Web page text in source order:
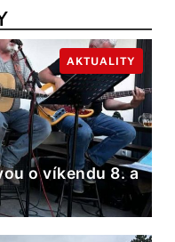
o víkendu 8. a
AKTUALITY